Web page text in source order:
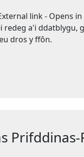
link - Opens
redeg a'i ddatblygu,
dros y ffôn.
Prifddinas-